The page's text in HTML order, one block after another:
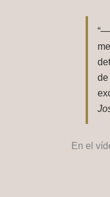
de
En el